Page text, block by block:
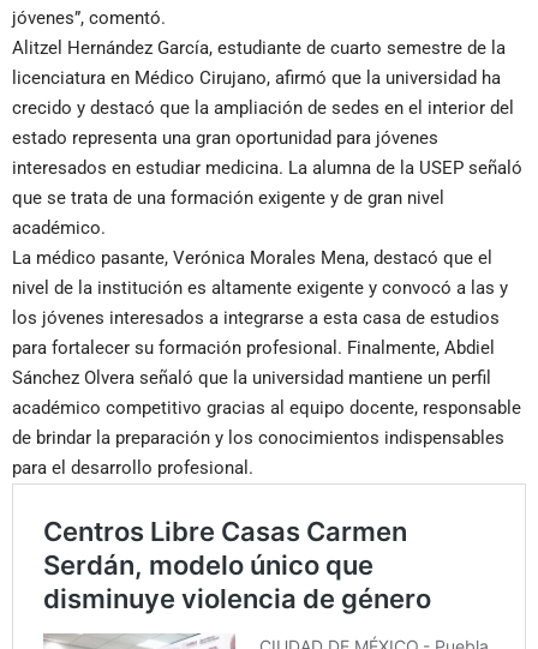
jóvenes”, comentó.
Alitzel Hernández García, estudiante de cuarto semestre de la
licenciatura en Médico Cirujano, afirmó que la universidad ha
crecido y destacó que la ampliación de sedes en el interior del
estado representa una gran oportunidad para jóvenes
interesados en estudiar medicina. La alumna de la USEP señaló
que se trata de una formación exigente y de gran nivel
académico.
La médico pasante, Verónica Morales Mena, destacó que el
nivel de la institución es altamente exigente y convocó a las y
los jóvenes interesados a integrarse a esta casa de estudios
para fortalecer su formación profesional. Finalmente, Abdiel
Sánchez Olvera señaló que la universidad mantiene un perfil
académico competitivo gracias al equipo docente, responsable
de brindar la preparación y los conocimientos indispensables
para el desarrollo profesional.